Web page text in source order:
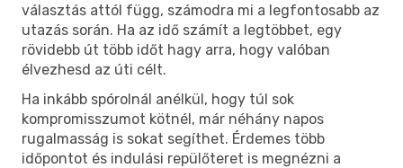
választás attól függ, számodra mi a legfontosabb az
utazás során. Ha az idő számít a legtöbbet, egy
rövidebb út több időt hagy arra, hogy valóban
élvezhesd az úti célt.
Ha inkább spórolnál anélkül, hogy túl sok
kompromisszumot kötnél, már néhány napos
rugalmasság is sokat segíthet. Érdemes több
időpontot és indulási repülőteret is megnézni a